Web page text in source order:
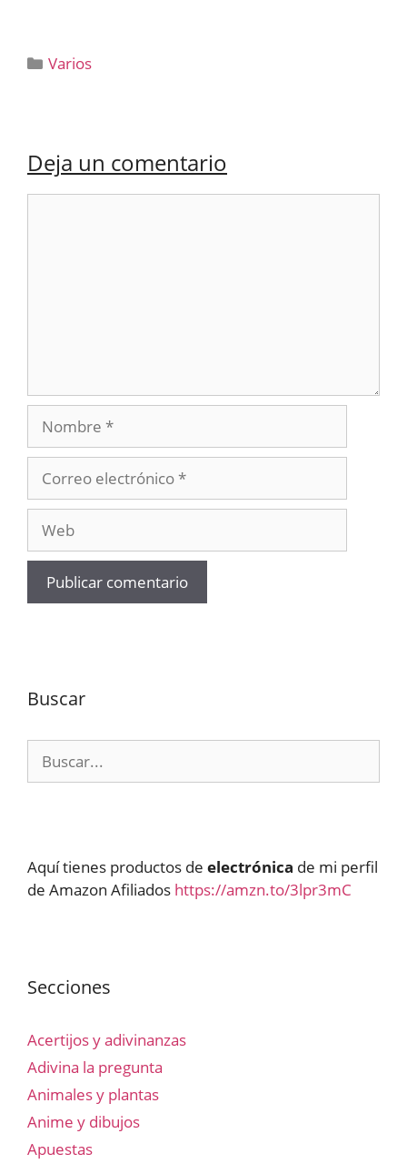
Categorías
Varios
Deja un comentario
Nombre
electrónico
Buscar
Aquí tienes productos de electrónica de mi perfil
de Amazon Afiliados https://amzn.to/3lpr3mC
Secciones
Acertijos y adivinanzas
Adivina la pregunta
Animales y plantas
Anime y dibujos
Apuestas